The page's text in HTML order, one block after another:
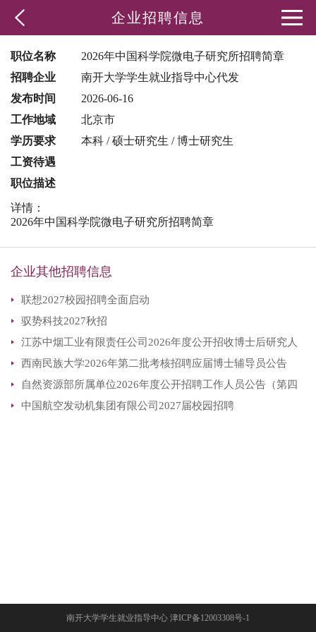
企业招聘信息
职位名称
2026年中国科学院微电子研究所招聘简章
招聘企业
南开大学学生就业指导中心代发
发布时间
2026-06-16
工作地域
北京市
学历要求
本科 / 硕士研究生 / 博士研究生
工资待遇
职位描述
详情：
2026年中国科学院微电子研究所招聘简章
企业其他招聘信息
联想2027校园招聘全面启动
驭势科技2027秋招
江苏中烟工业有限责任公司2026年度公开招收博士后研究人
员公告
西南民族大学2026年第二批考核招聘应届博士辅导员公告
自然资源部所属单位2026年度公开招聘工作人员公告（第四
批）
中国航空发动机集团有限公司2027届校园招聘
南开大学学生就业指导中心 津ICP备12003308号-1